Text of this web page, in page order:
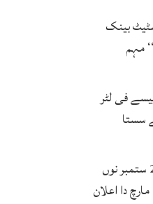
بینک
مہم
4 روپے 45 پیسے فی لٹر
سہیل آفریدی دا 27 ستمبر نوں
دا اعلان